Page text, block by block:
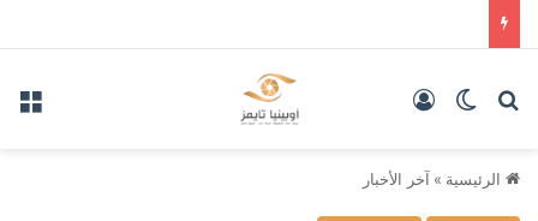
بحث عنالوضع المظلم
الرئيسية » آخر الأخبار